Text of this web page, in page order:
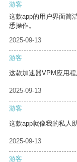
游客
这款app的用户界面简
悉操作。
2025-09-13
游客
这款加速器VPM应用
2025-09-13
游客
这款app就像我的私人
2025-09-13
游客